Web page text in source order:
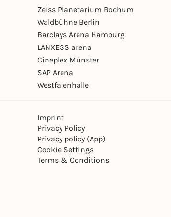
Zeiss Planetarium Bochum
Waldbühne Berlin
Barclays Arena Hamburg
LANXESS arena
Cineplex Münster
SAP Arena
Westfalenhalle
Imprint
Privacy Policy
Privacy policy (App)
Cookie Settings
Terms & Conditions